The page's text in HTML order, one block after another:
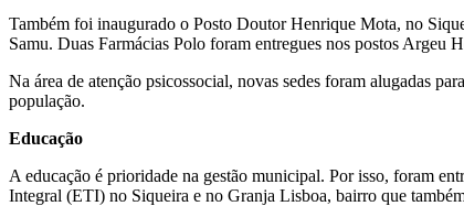
Também foi inaugurado o Posto Doutor Henrique Mota, no
Samu. Duas Farmácias Polo foram entregues nos postos Argeu
Na área de atenção psicossocial, novas sedes foram alugadas
população.
Educação
A educação é prioridade na gestão municipal. Por isso, foram
Integral (ETI) no Siqueira e no Granja Lisboa, bairro que